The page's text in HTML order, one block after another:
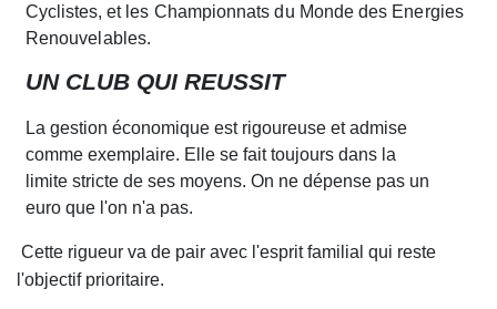
Cyclistes, et les Championnats du Monde des Energies
Renouvelables.
UN CLUB QUI REUSSIT
La gestion économique est rigoureuse et admise
comme exemplaire. Elle se fait toujours dans la
limite stricte de ses moyens. On ne dépense pas un
euro que l'on n'a pas.
Cette rigueur va de pair avec l'esprit familial qui reste
l'objectif prioritaire.